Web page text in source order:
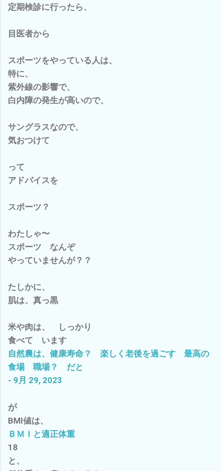
定期検診に行ったら、
目医者から
スポーツをやっている人は、
特に、
紫外線の影響で、
白内障の発生が高いので、
サングラスなので、
気おつけて
って
アドバイスを
スポーツ？
わたしゃ〜
スポーツ なんぞ
やっていませんが？？
たしかに、
肌は、真っ黒
米や肉は、 しっかり
食べて います
自然農は、健康寿命？ 楽しく老後を過ごす 最高の
食場 職場？ だと
- 9月 29, 2023
が
BMI値は、
ＢＭＩと適正体重
18
と、